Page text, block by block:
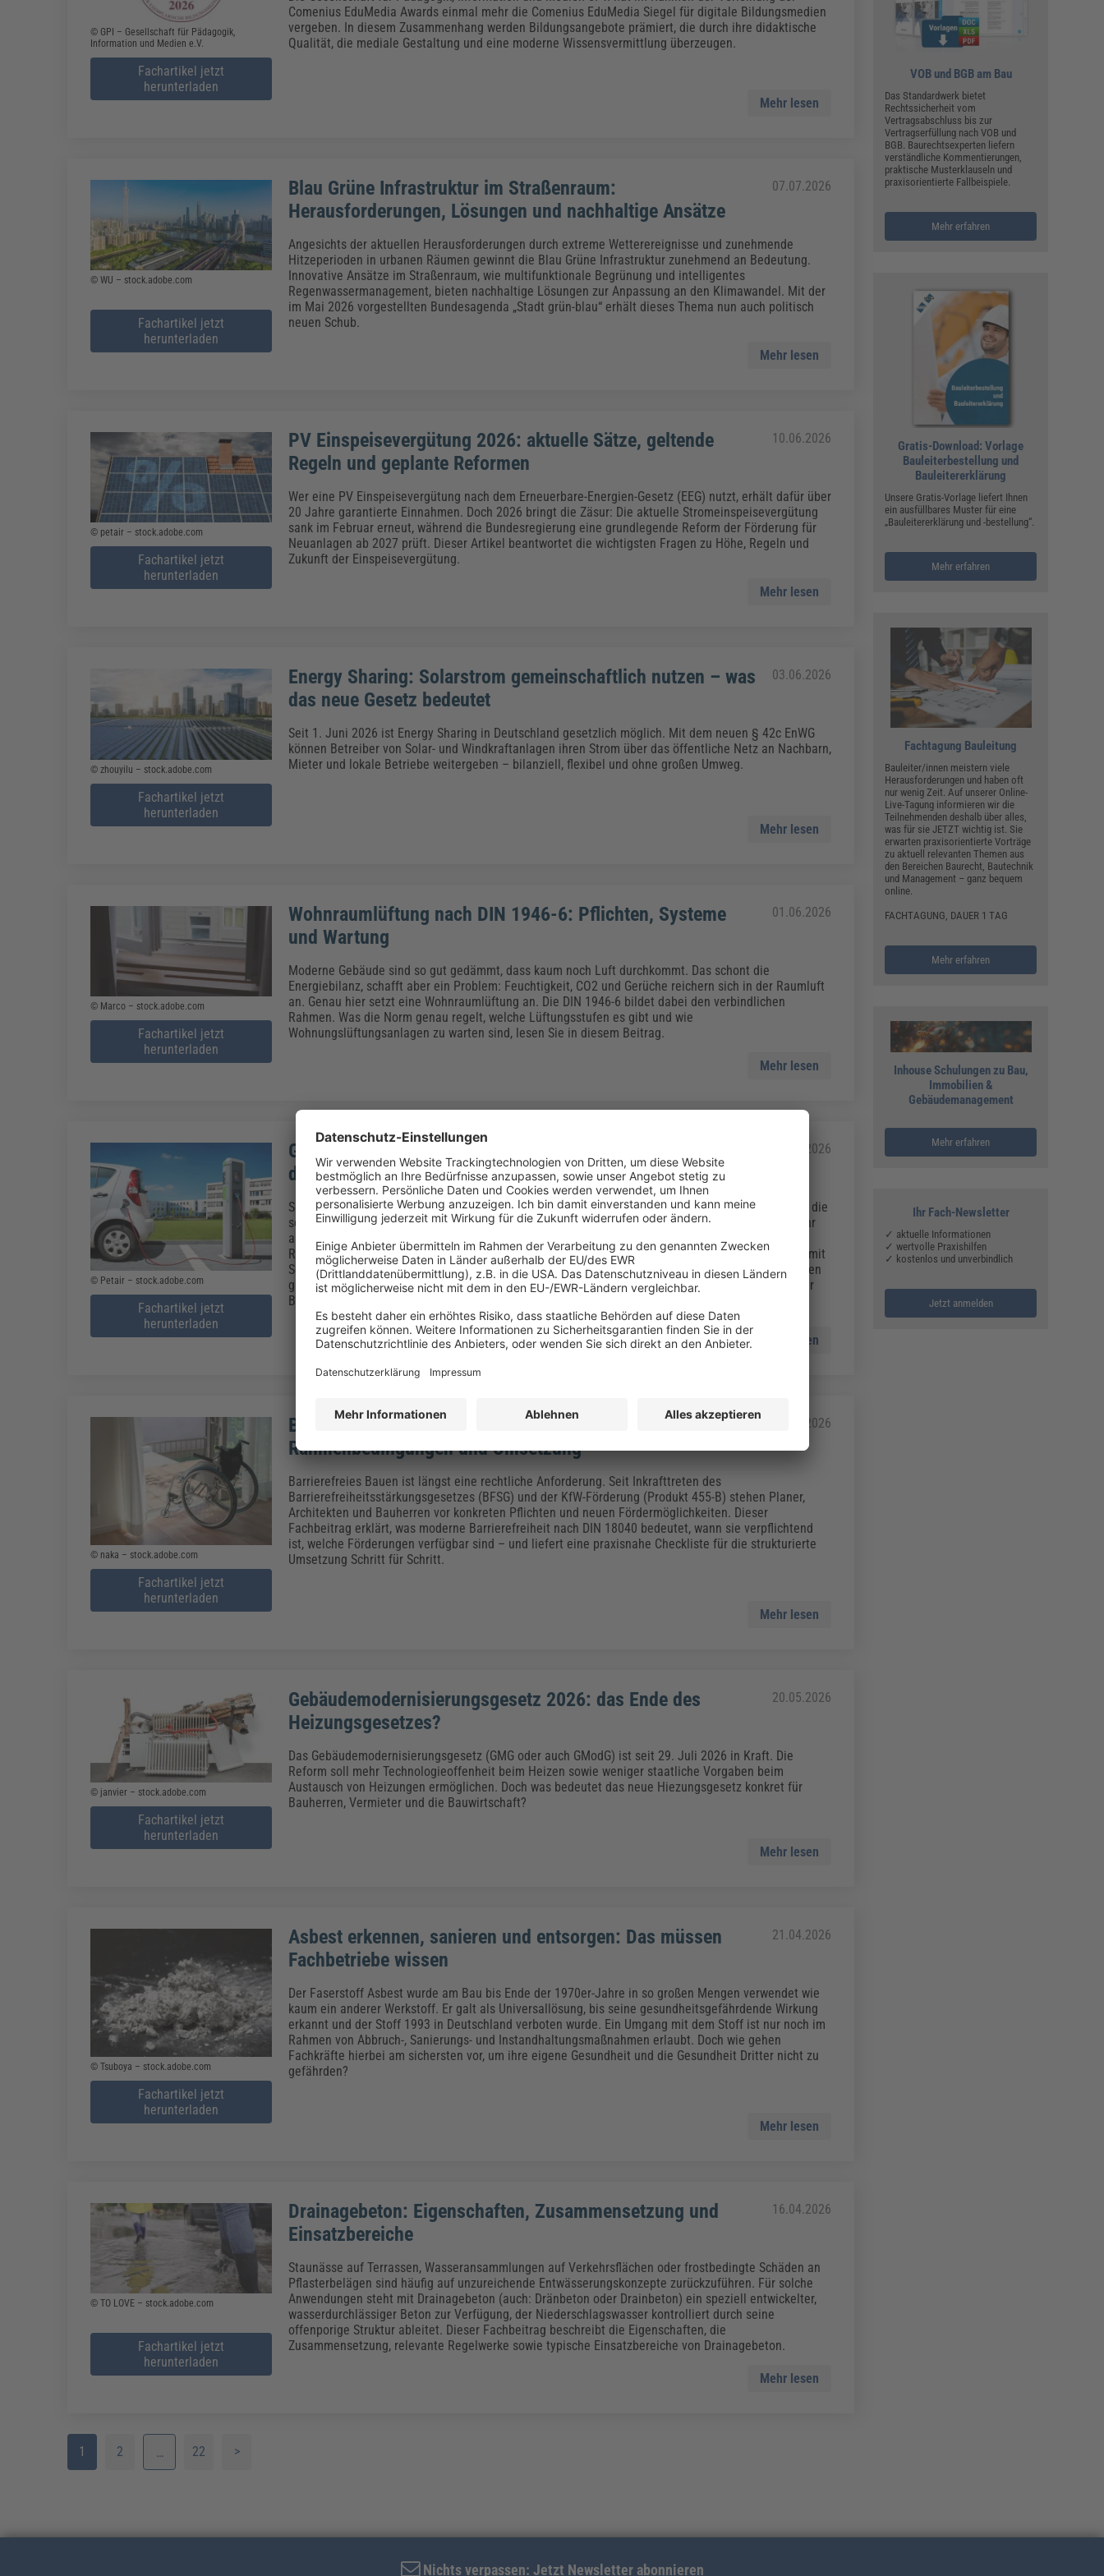
Energie & Umwelt
Führung & Management
Gesundheit & Pflege
Kommunales
Fachpublikationen & Arbeitshilfen
Weiterbildungen (AKADEMIE HERKERT)
Bau, Immobilien & Gebäudemanagement
Künstliche Intelligenz
Weiterbildungen (AKADEMIE HERKERT)
Künstliche Intelligenz
Personalmanagement
Fachpublikationen & Arbeitshilfen
Personalwesen Weiterbildungen (AKADEMIE HERKERT)
Personal, Ausbildung & Recht
Reisekosten und Finanzen
Zoll & Export
© GPI – Gesellschaft für Pädagogik,
Information und Medien e.V.
Fachartikel jetzt
herunterladen
Comenius EduMedia Awards einmal mehr die Comenius EduMedia Siegel für digitale Bildungsmedien
vergeben. In diesem Zusammenhang werden Bildungsangebote prämiert, die durch ihre didaktische
Qualität, die mediale Gestaltung und eine moderne Wissensvermittlung überzeugen.
Mehr lesen
© WU – stock.adobe.com
Fachartikel jetzt
herunterladen
Blau Grüne Infrastruktur im Straßenraum:
Herausforderungen, Lösungen und nachhaltige Ansätze
07.07.2026
Angesichts der aktuellen Herausforderungen durch extreme Wetterereignisse und zunehmende
Hitzeperioden in urbanen Räumen gewinnt die Blau Grüne Infrastruktur zunehmend an Bedeutung.
Innovative Ansätze im Straßenraum, wie multifunktionale Begrünung und intelligentes
Regenwassermanagement, bieten nachhaltige Lösungen zur Anpassung an den Klimawandel. Mit der
im Mai 2026 vorgestellten Bundesagenda „Stadt grün-blau“ erhält dieses Thema nun auch politisch
neuen Schub.
Mehr lesen
© petair – stock.adobe.com
Fachartikel jetzt
herunterladen
PV Einspeisevergütung 2026: aktuelle Sätze, geltende
Regeln und geplante Reformen
10.06.2026
Wer eine PV Einspeisevergütung nach dem Erneuerbare-Energien-Gesetz (EEG) nutzt, erhält dafür über
20 Jahre garantierte Einnahmen. Doch 2026 bringt die Zäsur: Die aktuelle Stromeinspeisevergütung
sank im Februar erneut, während die Bundesregierung eine grundlegende Reform der Förderung für
Neuanlagen ab 2027 prüft. Dieser Artikel beantwortet die wichtigsten Fragen zu Höhe, Regeln und
Zukunft der Einspeisevergütung.
Mehr lesen
© zhouyilu – stock.adobe.com
Fachartikel jetzt
herunterladen
Energy Sharing: Solarstrom gemeinschaftlich nutzen – was
das neue Gesetz bedeutet
03.06.2026
Seit 1. Juni 2026 ist Energy Sharing in Deutschland gesetzlich möglich. Mit dem neuen § 42c EnWG
können Betreiber von Solar- und Windkraftanlagen ihren Strom über das öffentliche Netz an Nachbarn,
Mieter und lokale Betriebe weitergeben – bilanziell, flexibel und ohne großen Umweg.
Mehr lesen
© Marco – stock.adobe.com
Fachartikel jetzt
herunterladen
Wohnraumlüftung nach DIN 1946-6: Pflichten, Systeme
und Wartung
01.06.2026
Moderne Gebäude sind so gut gedämmt, dass kaum noch Luft durchkommt. Das schont die
Energiebilanz, schafft aber ein Problem: Feuchtigkeit, CO2 und Gerüche reichern sich in der Raumluft
an. Genau hier setzt eine Wohnraumlüftung an. Die DIN 1946-6 bildet dabei den verbindlichen
Rahmen. Was die Norm genau regelt, welche Lüftungsstufen es gibt und wie
Wohnungslüftungsanlagen zu warten sind, lesen Sie in diesem Beitrag.
Mehr lesen
© Petair – stock.adobe.com
Fachartikel jetzt
herunterladen
Gebäude-Elektromobilitätsinfrastruktur-Gesetz (GEIG) –
die wichtigsten Änderungen 2025
27.05.2026
Seit 1. Januar 2025 gilt eine Vorgabe des Gebäude-Elektromobilitätsinfrastruktur-Gesetzes (GEIG), die
sowohl Bauherren als auch Eigentümer betrifft: Seit 2025 müssen alle Nichtwohngebäude mit mehr
als 20 Stellplätzen mindestens einen Ladepunkt für Elektrofahrzeuge bieten. Bei größeren
Renovierungen von Nichtwohngebäuden mit mehr als 10 Stellplätzen muss jeder fünfte Stellplatz mit
Schutzrohren für Elektrokabel ausgestattet und mindestens ein Ladepunkt errichtet werden. Für wen
gilt das GEIG? Wann ist das GEIG in Kraft getreten? Und was bedeutet Leitungsinfrastruktur? Dieser
Beitrag erläutert, was es zu beachten gilt.
Mehr lesen
© naka – stock.adobe.com
Fachartikel jetzt
herunterladen
Barrierefreies Bauen: Barrierefreiheit, Anforderungen,
Rahmenbedingungen und Umsetzung
26.05.2026
Barrierefreies Bauen ist längst eine rechtliche Anforderung. Seit Inkrafttreten des
Barrierefreiheitsstärkungsgesetzes (BFSG) und der KfW-Förderung (Produkt 455-B) stehen Planer,
Architekten und Bauherren vor konkreten Pflichten und neuen Fördermöglichkeiten. Dieser
Fachbeitrag erklärt, was moderne Barrierefreiheit nach DIN 18040 bedeutet, wann sie verpflichtend
ist, welche Förderungen verfügbar sind – und liefert eine praxisnahe Checkliste für die strukturierte
Umsetzung Schritt für Schritt.
Mehr lesen
© janvier – stock.adobe.com
Fachartikel jetzt
herunterladen
Gebäudemodernisierungsgesetz 2026: das Ende des
Heizungsgesetzes?
20.05.2026
Das Gebäudemodernisierungsgesetz (GMG oder auch GModG) ist seit 29. Juli 2026 in Kraft. Die
Reform soll mehr Technologieoffenheit beim Heizen sowie weniger staatliche Vorgaben beim
Austausch von Heizungen ermöglichen. Doch was bedeutet das neue Hiezungsgesetz konkret für
Bauherren, Vermieter und die Bauwirtschaft?
Mehr lesen
© Tsuboya – stock.adobe.com
Fachartikel jetzt
herunterladen
Asbest erkennen, sanieren und entsorgen: Das müssen
Fachbetriebe wissen
21.04.2026
Der Faserstoff Asbest wurde am Bau bis Ende der 1970er-Jahre in so großen Mengen verwendet wie
kaum ein anderer Werkstoff. Er galt als Universallösung, bis seine gesundheitsgefährdende Wirkung
erkannt und der Stoff 1993 in Deutschland verboten wurde. Ein Umgang mit dem Stoff ist nur noch im
Rahmen von Abbruch-, Sanierungs- und Instandhaltungsmaßnahmen erlaubt. Doch wie gehen
Fachkräfte hierbei am sichersten vor, um ihre eigene Gesundheit und die Gesundheit Dritter nicht zu
gefährden?
Mehr lesen
© TO LOVE – stock.adobe.com
Fachartikel jetzt
herunterladen
Drainagebeton: Eigenschaften, Zusammensetzung und
Einsatzbereiche
16.04.2026
Staunässe auf Terrassen, Wasseransammlungen auf Verkehrsflächen oder frostbedingte Schäden an
Pflasterbelägen sind häufig auf unzureichende Entwässerungskonzepte zurückzuführen. Für solche
Anwendungen steht mit Drainagebeton (auch: Dränbeton oder Drainbeton) ein speziell entwickelter,
wasserdurchlässiger Beton zur Verfügung, der Niederschlagswasser kontrolliert durch seine
offenporige Struktur ableitet. Dieser Fachbeitrag beschreibt die Eigenschaften, die
Zusammensetzung, relevante Regelwerke sowie typische Einsatzbereiche von Drainagebeton.
Mehr lesen
1 2 … 22 >
VOB und BGB am Bau
Das Standardwerk bietet
Rechtssicherheit vom
Vertragsabschluss bis zur
Vertragserfüllung nach VOB und
BGB. Baurechtsexperten liefern
verständliche Kommentierungen,
praktische Musterklauseln und
praxisorientierte Fallbeispiele.
Mehr erfahren
Gratis-Download: Vorlage
Bauleiterbestellung und
Bauleitererklärung
Unsere Gratis-Vorlage liefert Ihnen
ein ausfüllbares Muster für eine
„Bauleitererklärung und -bestellung“.
Mehr erfahren
Fachtagung Bauleitung
Bauleiter/innen meistern viele
Herausforderungen und haben oft
nur wenig Zeit. Auf unserer Online-
Live-Tagung informieren wir die
Teilnehmenden deshalb über alles,
was für sie JETZT wichtig ist. Sie
erwarten praxisorientierte Vorträge
zu aktuell relevanten Themen aus
den Bereichen Baurecht, Bautechnik
und Management – ganz bequem
online.
FACHTAGUNG, DAUER 1 TAG
Mehr erfahren
Inhouse Schulungen zu Bau,
Immobilien &
Gebäudemanagement
Mehr erfahren
Ihr Fach-Newsletter
✓ aktuelle Informationen
✓ wertvolle Praxishilfen
✓ kostenlos und unverbindlich
Jetzt anmelden
Nichts verpassen: Jetzt Newsletter abonnieren